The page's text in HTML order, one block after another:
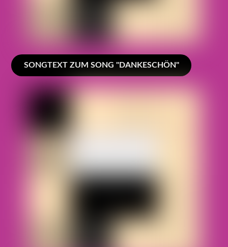
SONGTEXT ZUM SONG "DANKESCHÖN"